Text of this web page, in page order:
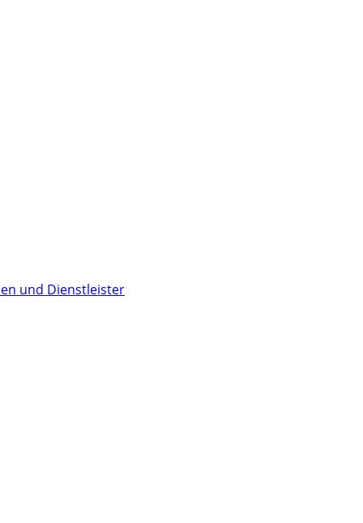
und Dienstleister